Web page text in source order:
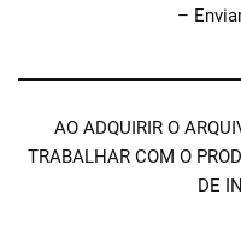
–
AO ADQUIRIR O
TRABALHAR COM O
DE